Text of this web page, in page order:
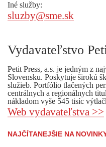
Iné služby:
sluzby@sme.sk
Vydavateľstvo
Petit Press, a.s. je jedným z
Slovensku. Poskytuje širokú
služieb. Portfólio tlačených
centrálnych a regionálnych
nákladom vyše 545 tisíc
Web vydavateľstva >>
NAJČÍTANEJŠIE NA